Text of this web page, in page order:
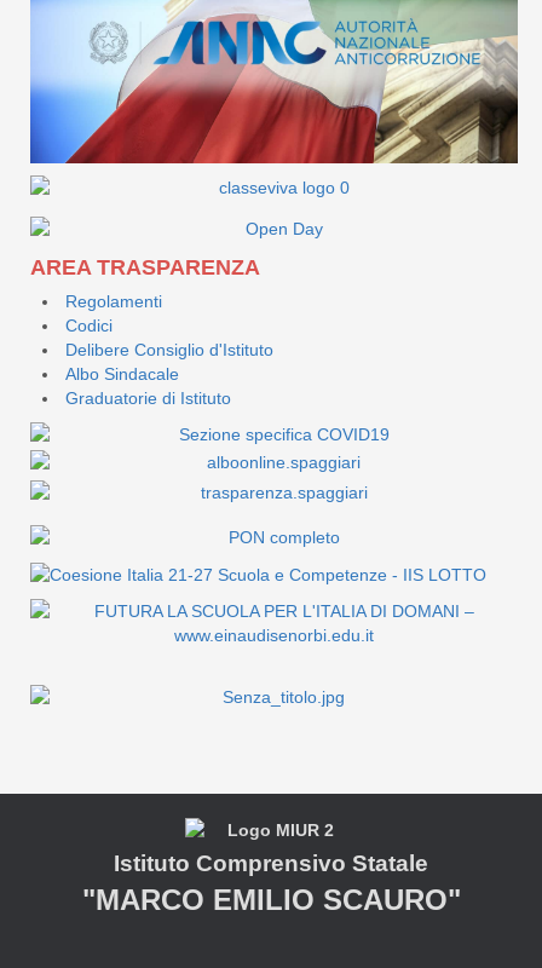
AREA TRASPARENZA
Regolamenti
Codici
Delibere Consiglio d'Istituto
Albo Sindacale
Graduatorie di Istituto
Istituto Comprensivo Statale
"MARCO EMILIO SCAURO"